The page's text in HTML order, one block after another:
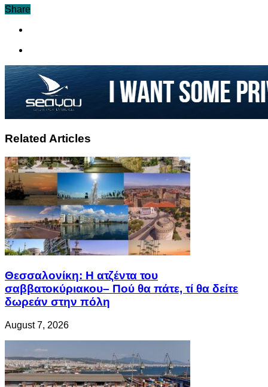
Share
Related Articles
Θεσσαλονίκη: Η ατζέντα του
σαββατοκύριακου– Πού θα πάτε, τί θα δείτε
δωρεάν στην πόλη
August 7, 2026